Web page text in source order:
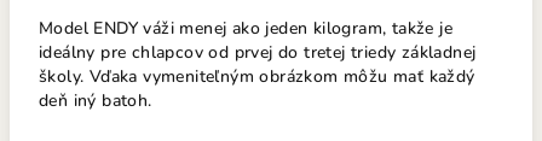
Model ENDY váži menej ako jeden kilogram, takže je
ideálny pre chlapcov od prvej do tretej triedy základnej
školy. Vďaka vymeniteľným obrázkom môžu mať každý
deň iný batoh.